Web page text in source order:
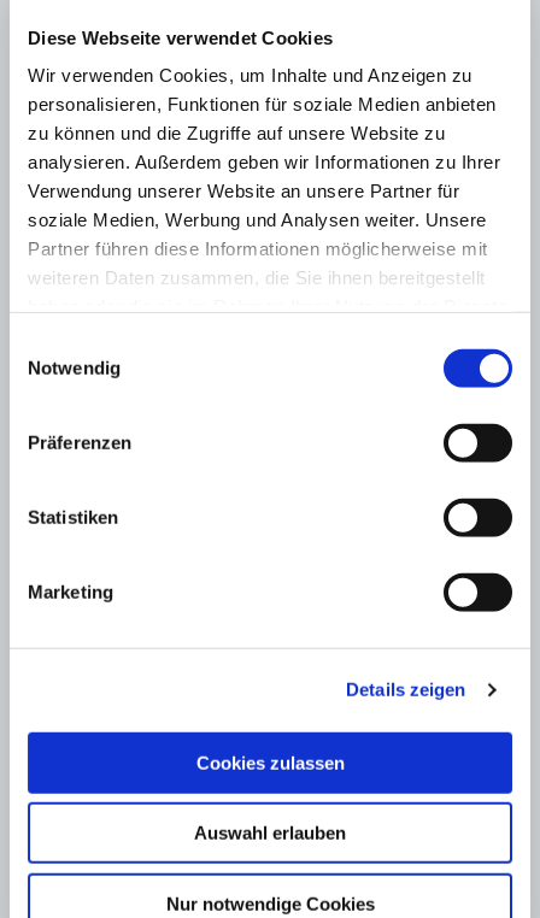
Diese Webseite verwendet Cookies
Wir verwenden Cookies, um Inhalte und Anzeigen zu
personalisieren, Funktionen für soziale Medien anbieten
zu können und die Zugriffe auf unsere Website zu
analysieren. Außerdem geben wir Informationen zu Ihrer
Verwendung unserer Website an unsere Partner für
soziale Medien, Werbung und Analysen weiter. Unsere
Partner führen diese Informationen möglicherweise mit
weiteren Daten zusammen, die Sie ihnen bereitgestellt
Notwendig
Präferenzen
Statistiken
Marketing
Details zeigen
Cookies zulassen
Auswahl erlauben
Nur notwendige Cookies
Sie haben Fragen zu viatext?
+49 (0)21 71-50 49-30
via traffic Produkte
Kamerasystem - viaspeedcam
viagraph